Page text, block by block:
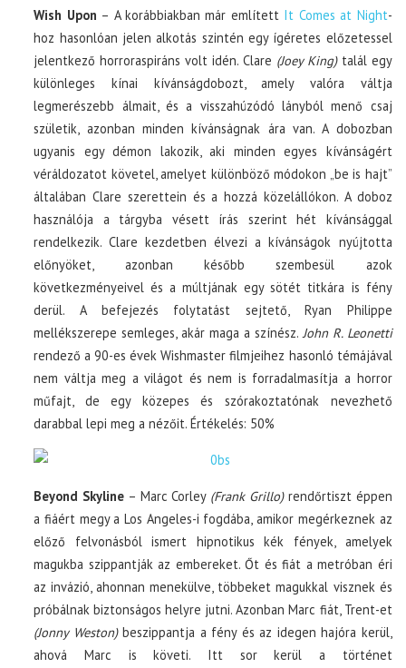
Wish Upon – A korábbiakban már említett It Comes at Night-
hoz hasonlóan jelen alkotás szintén egy ígéretes előzetessel
jelentkező horroraspiráns volt idén. Clare (Joey King)talál egy
különleges kínai kívánságdobozt, amely valóra váltja
legmerészebb álmait, és a visszahúzódó lányból menő csaj
születik, azonban minden kívánságnak ára van. A dobozban
ugyanis egy démon lakozik, aki minden egyes kívánságért
véráldozatot követel, amelyet különböző módokon „be is hajt”
általában Clare szerettein és a hozzá közelállókon. A doboz
használója a tárgyba vésett írás szerint hét kívánsággal
rendelkezik. Clare kezdetben élvezi a kívánságok nyújtotta
előnyöket, azonban később szembesül azok
következményeivel és a múltjának egy sötét titkára is fény
derül. A befejezés folytatást sejtető, Ryan Philippe
mellékszerepe semleges, akár maga a színész.John R. Leonetti
rendező a 90-es évek Wishmaster filmjeihez hasonló témájával
nem váltja meg a világot és nem is forradalmasítja a horror
műfajt, de egy közepes és szórakoztatónak nevezhető
darabbal lepi meg a nézőit. Értékelés: 50%
Beyond Skyline – Marc Corley (Frank Grillo)rendőrtiszt éppen
a fiáért megy a Los Angeles-i fogdába, amikor megérkeznek az
előző felvonásból ismert hipnotikus kék fények, amelyek
magukba szippantják az embereket. Őt és fiát a metróban éri
az invázió, ahonnan menekülve, többeket magukkal visznek és
próbálnak biztonságos helyre jutni. Azonban Marc fiát, Trent-et
(Jonny Weston)beszippantja a fény és az idegen hajóra kerül,
ahová Marc is követi. Itt sor kerül a történet